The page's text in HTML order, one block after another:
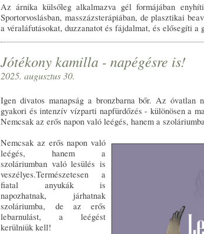
Az árnika külsőleg alkalmazva gél formájában
Sportorvoslásban, masszázsterápiában, de plasztikai
a véraláfutásokat, duzzanatot és fájdalmat, és elősegíti a
Jótékony kamilla - napégésre is!
2025. augusztus 30.
Igen divatos manapság a bronzbarna bőr. Az óvatlan
gyakori és intenzív vízparti napfürdőzés - különösen a
Nemcsak az erős napon való leégés, hanem a
Nemcsak az erős napon való
leégés, hanem a
szoláriumban való lesülés is
veszélyes.Természetesen a
fiatal anyukák is
napozhatnak, járhatnak
szoláriumba, de az erős
lebarnulást, a leégést
kerülniük kell!